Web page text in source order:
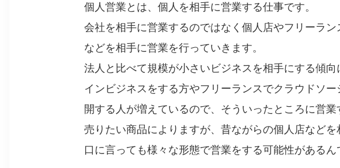
個人営業とは、個人を相手に営業する仕事です。
会社を相手に営業するのではなく個人店やフリーラ
などを相手に営業を行っていきます。
法人と比べて規模が小さいビジネスを相手にする傾
インビジネスをする方やフリーランスでクラウドソ
開する人が増えているので、そういったところに営業
売りたい商品によりますが、昔ながらの個人店など
口に言っても様々な形態で営業をする可能性があるん